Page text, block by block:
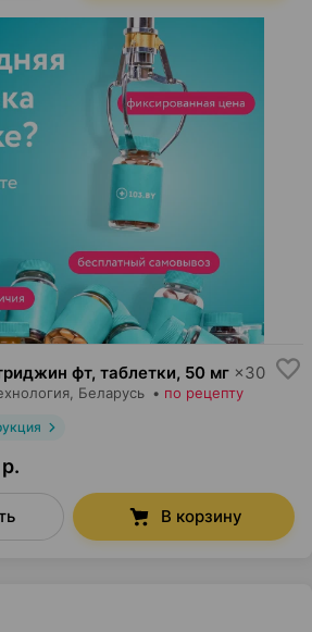
фт, таблетки, 50 мг ×30
, Беларусь • по рецепту
В корзину